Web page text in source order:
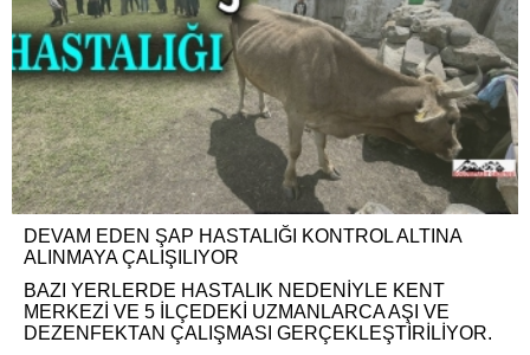
DEVAM EDEN ŞAP HASTALIĞI KONTROL ALTINA
ALINMAYA ÇALIŞILIYOR
BAZI YERLERDE HASTALIK NEDENİYLE KENT
MERKEZİ VE 5 İLÇEDEKİ UZMANLARCA AŞI VE
DEZENFEKTAN ÇALIŞMASI GERÇEKLEŞTİRİLİYOR.